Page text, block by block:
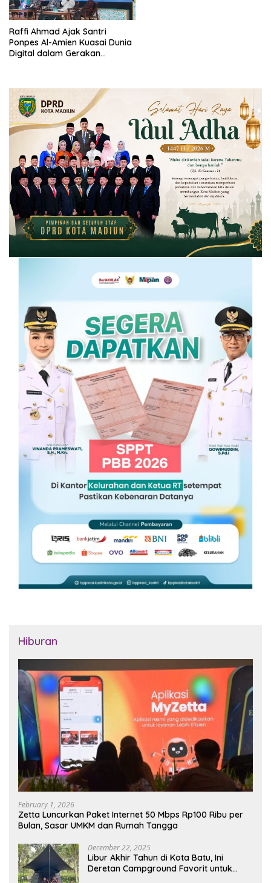
Raffi Ahmad Ajak Santri
Ponpes Al-Amien Kuasai Dunia
Digital dalam Gerakan
Hiburan
February 1, 2026
Zetta Luncurkan Paket Internet 50 Mbps Rp100 Ribu per
Bulan, Sasar UMKM dan Rumah Tangga
December 22, 2025
Libur Akhir Tahun di Kota Batu, Ini
Deretan Campground Favorit untuk